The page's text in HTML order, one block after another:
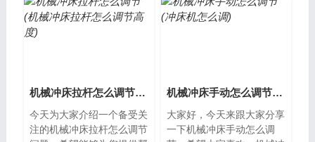
一种常见的...
加工设备，它...
机械冲床拉杆怎么调节(机械冲床拉杆怎么调节高度)
今天为大家介绍一个备受关
注的机械冲床拉杆怎么调节
机械冲床手动怎么调节(冲床机怎么调)
大家好，今天来跟大家分享
一下机械冲床手动怎么调